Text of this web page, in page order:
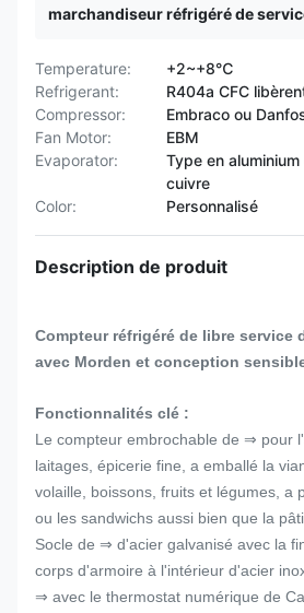
marchandiseur réfrigéré de
Temperature:
+2~+8℃
Refrigerant:
R404a CFC
Compressor:
Embraco ou
Fan Motor:
EBM
Evaporator:
Type en
cuivre
Color:
Personnalisé
Description de produit
Compteur réfrigéré de libre service
avec Morden et conception
Fonctionnalités clé :
Le compteur embrochable de ⇒ pour
laitages, épicerie fine, a emballé la
volaille, boissons, fruits et légumes, a
ou les sandwichs aussi bien que la
Socle de ⇒ d'acier galvanisé avec la
corps d'armoire à l'intérieur d'acier
⇒ avec le thermostat numérique de